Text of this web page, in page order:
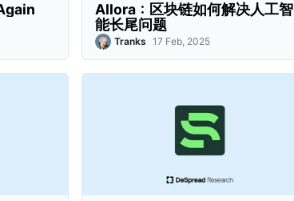
Allora：区块链如何解决人工智
能长尾问题
Tranks 17 Feb, 2025